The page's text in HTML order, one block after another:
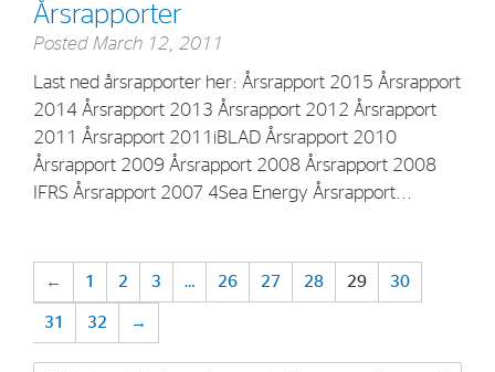
Årsrapporter
Posted March 12, 2011
Last ned årsrapporter her: Årsrapport 2015 Årsrapport
2014 Årsrapport 2013 Årsrapport 2012 Årsrapport
2011 Årsrapport 2011iBLAD Årsrapport 2010
Årsrapport 2009 Årsrapport 2008 Årsrapport 2008
IFRS Årsrapport 2007 4Sea Energy Årsrapport...
← 1 2 3 … 26 27 28 29 30
31 32 →